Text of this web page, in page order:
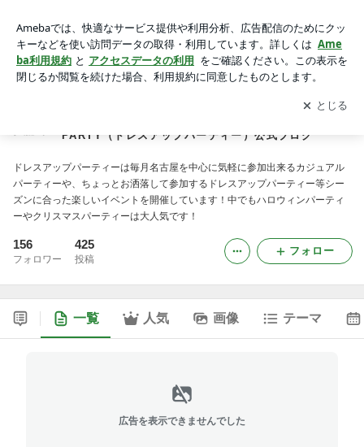
（ドレスアップパーティー）公式ブログ
アプリをダウンロードして ブログの更新通知
を受け取りまし
ょう。
開く
PARTY（ドレスアップパーティー）公式ブログ
ドレスアップパーティーは毎月名古屋を中心に気軽に参加出来るカジュアル
パーティーや、ちょっとお洒落して参加するドレスアップパーティー等シー
ズンに合った楽しいイベントを開催しています！中でもハロウィンパーティ
ーやクリスマスパーティーは大人気です！
156
フォロワー
425
投稿
フォロー
一覧 人気 画像 テーマ
広告を表示できませんでした